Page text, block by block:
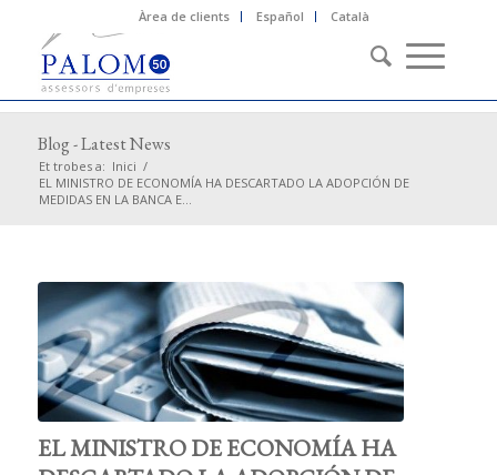
Àrea de clients Español Català
Blog - Latest News
Et trobes a: Inici /
EL MINISTRO DE ECONOMÍA HA DESCARTADO LA ADOPCIÓN DE
MEDIDAS EN LA BANCA E...
EL MINISTRO DE ECONOMÍA HA